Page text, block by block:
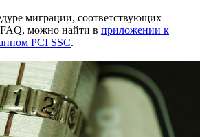
миграции, соответствующих
FAQ, можно найти в приложении к
PCI SSC.